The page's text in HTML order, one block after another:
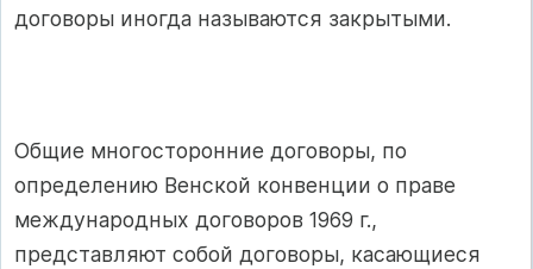
договоры иногда называются закрытыми.
Общие многосторонние договоры, по
определению Венской конвенции о праве
международных договоров 1969 г.,
представляют собой договоры, касающиеся